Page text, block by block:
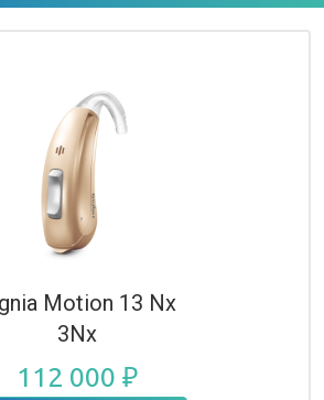
Motion 13 Nx
3Nx
112 000 ₽